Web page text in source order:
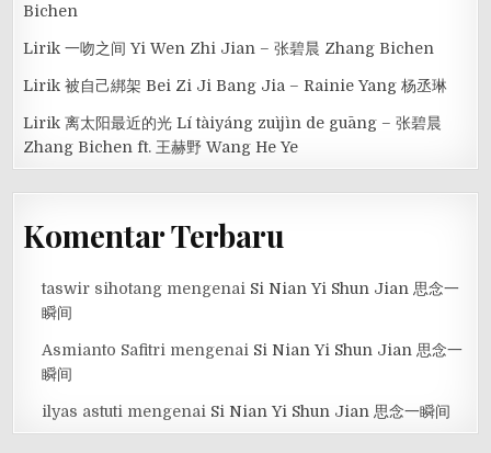
Bichen
Lirik 一吻之间 Yi Wen Zhi Jian – 张碧晨 Zhang Bichen
Lirik 被自己綁架 Bei Zi Ji Bang Jia – Rainie Yang 杨丞琳
Lirik 离太阳最近的光 Lí tàiyáng zuìjìn de guāng – 张碧晨
Zhang Bichen ft. 王赫野 Wang He Ye
Komentar Terbaru
taswir sihotang mengenai Si Nian Yi Shun Jian 思念一
瞬间
Asmianto Safitri mengenai Si Nian Yi Shun Jian 思念一
瞬间
ilyas astuti mengenai Si Nian Yi Shun Jian 思念一瞬间